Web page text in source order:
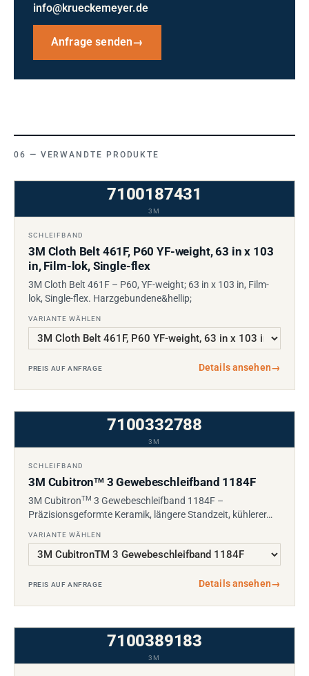
info@krueckemeyer.de
Anfrage senden→
VERWANDTE PRODUKTE
7100187431
3M
SCHLEIFBAND
3M Cloth Belt 461F, P60 YF-weight, 63 in x 103
in, Film-lok, Single-flex
3M Cloth Belt 461F – P60, YF-weight; 63 in x 103 in, Film-
lok, Single-flex. Harzgebundene&hellip;
VARIANTE WÄHLEN
PREIS AUF ANFRAGE Details ansehen→
7100332788
3M
SCHLEIFBAND
3M CubitronTM3 Gewebeschleifband 1184F
3M CubitronTM 3 Gewebeschleifband 1184F –
Präzisionsgeformte Keramik, längere Standzeit, kühlerer…
VARIANTE WÄHLEN
PREIS AUF ANFRAGE Details ansehen→
7100389183
3M